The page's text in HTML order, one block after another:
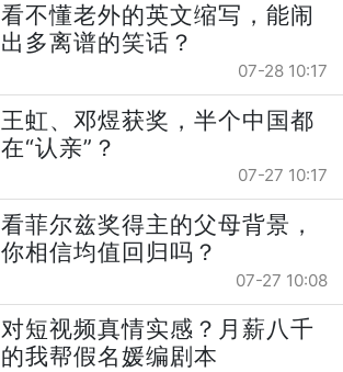
看不懂老外的英文缩写，能闹
出多离谱的笑话？
07-28 10:17
王虹、邓煜获奖，半个中国都
在“认亲”？
07-27 10:17
看菲尔兹奖得主的父母背景，
你相信均值回归吗？
07-27 10:08
对短视频真情实感？月薪八千
的我帮假名媛编剧本